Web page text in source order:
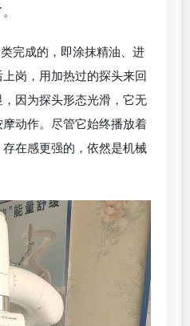
完成的，即涂抹精油、进
岗，用加热过的探头来回
因为探头形态光滑，它无
动作。尽管它始终播放着
在感更强的，依然是机械